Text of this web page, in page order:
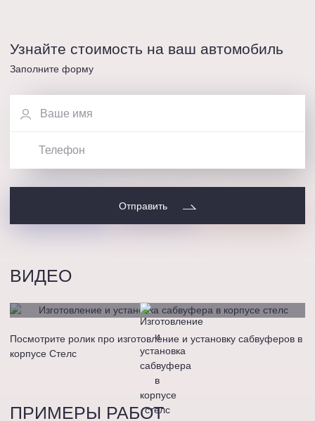
Узнайте стоимость на ваш автомобиль
Заполните форму
Отправить
ВИДЕО
Посмотрите ролик про изготовление и установку сабвуферов в
корпусе Стелс
ПРИМЕРЫ РАБОТ